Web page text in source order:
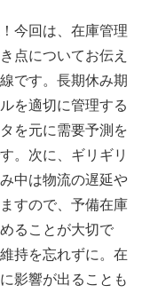
今回は、在庫管理
点についてお伝え
です。長期休み期
を適切に管理する
を元に需要予測を
。次に、ギリギリ
中は物流の遅延や
すので、予備在庫
ることが大切で
持を忘れずに。在
影響が出ることも